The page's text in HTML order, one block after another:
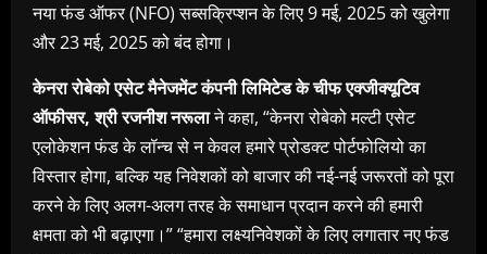
नया फंड ऑफर (NFO) सब्सक्रिप्शन के लिए 9 मई, 2025 को खुलेगा
और 23 मई, 2025 को बंद होगा।
केनरा रोबेको एसेट मैनेजमेंट कंपनी लिमिटेड के चीफ एक्जीक्यूटिव
ऑफीसर,श्री रजनीश नरूलाने कहा, “केनरा रोबेको मल्टी एसेट
एलोकेशन फंड के लॉन्च से न केवल हमारे प्रोडक्ट पोर्टफोलियो का
विस्तार होगा, बल्कि यह निवेशकों को बाजार की नई-नई जरूरतों को पूरा
करने के लिए अलग-अलग तरह के समाधान प्रदान करने की हमारी
क्षमता को भी बढ़ाएगा।” “हमारा लक्ष्यनिवेशकों के लिए लगातार नए फंड